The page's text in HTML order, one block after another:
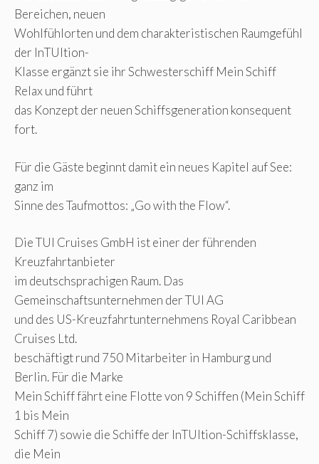
Bereichen, neuen
Wohlfühlorten und dem charakteristischen Raumgefühl
der InTUItion-
Klasse ergänzt sie ihr Schwesterschiff Mein Schiff
Relax und führt
das Konzept der neuen Schiffsgeneration konsequent
fort.
Für die Gäste beginnt damit ein neues Kapitel auf See:
ganz im
Sinne des Taufmottos: „Go with the Flow“.
Die TUI Cruises GmbH ist einer der führenden
Kreuzfahrtanbieter
im deutschsprachigen Raum. Das
Gemeinschaftsunternehmen der TUI AG
und des US-Kreuzfahrtunternehmens Royal Caribbean
Cruises Ltd.
beschäftigt rund 750 Mitarbeiter in Hamburg und
Berlin. Für die Marke
Mein Schiff fährt eine Flotte von 9 Schiffen (Mein Schiff
1 bis Mein
Schiff 7) sowie die Schiffe der InTUItion-Schiffsklasse,
die Mein